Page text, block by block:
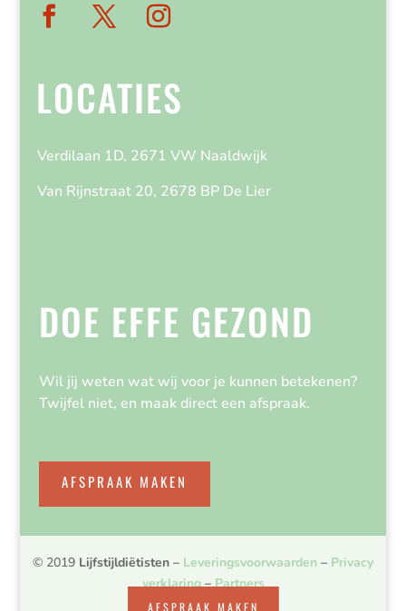
AFSPRAAK MAKEN
LOCATIES
Verdilaan 1D, 2671 VW Naaldwijk
Van Rijnstraat 20, 2678 BP De Lier
DOE EFFE GEZOND
Wil jij weten wat wij voor je kunnen betekenen?
Twijfel niet, en maak direct een afspraak.
AFSPRAAK MAKEN
© 2019 Lijfstijldiëtisten – Leveringsvoorwaarden – Privacy
verklaring–Partners